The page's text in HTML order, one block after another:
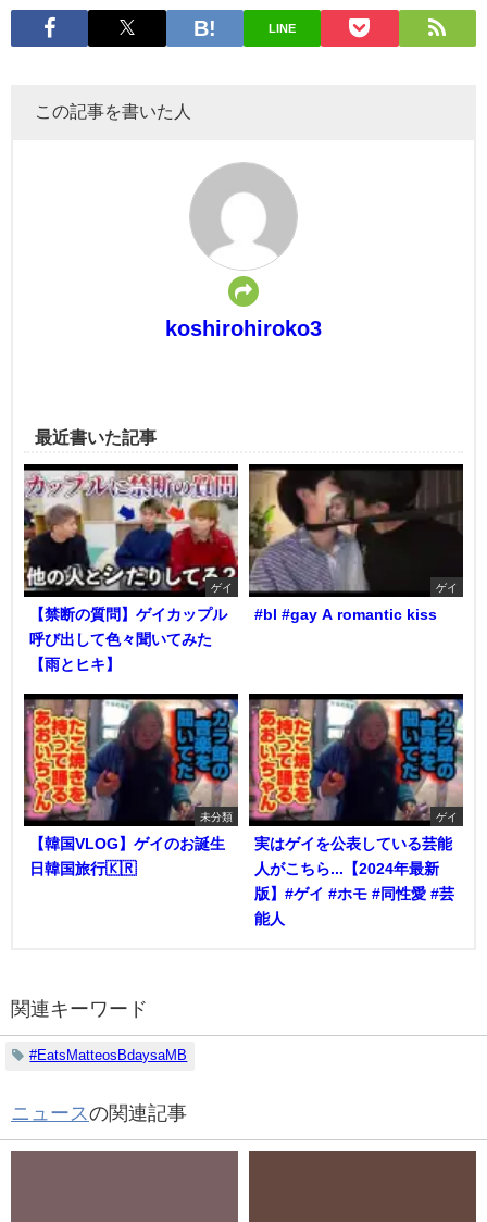
LINE
この記事を書いた人
koshirohiroko3
最近書いた記事
ゲイ
【禁断の質問】ゲイカップル
呼び出して色々聞いてみた
【雨とヒキ】
ゲイ
#bl #gay A romantic kiss
未分類
【韓国VLOG】ゲイのお誕生
日韓国旅行🇰🇷
ゲイ
実はゲイを公表している芸能
人がこちら...【2024年最新
版】#ゲイ #ホモ #同性愛 #芸
能人
関連キーワード
#EatsMatteosBdaysaMB
ニュースの関連記事